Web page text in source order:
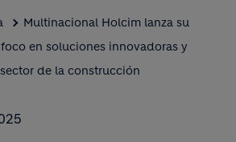
Multinacional Holcim lanza su
en soluciones innovadoras y
de la construcción